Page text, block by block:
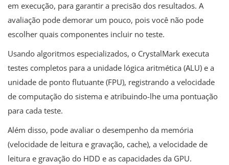
em execução, para garantir a precisão dos resultados. A
avaliação pode demorar um pouco, pois você não pode
escolher quais componentes incluir no teste.
Usando algoritmos especializados, o CrystalMark executa
testes completos para a unidade lógica aritmética (ALU) e a
unidade de ponto flutuante (FPU), registrando a velocidade
de computação do sistema e atribuindo-lhe uma pontuação
para cada teste.
Além disso, pode avaliar o desempenho da memória
(velocidade de leitura e gravação, cache), a velocidade de
leitura e gravação do HDD e as capacidades da GPU.